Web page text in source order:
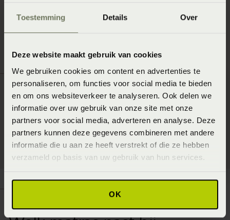
Toestemming Details Over
Deze website maakt gebruik van cookies
We gebruiken cookies om content en advertenties te
personaliseren, om functies voor social media te bieden
en om ons websiteverkeer te analyseren. Ook delen we
informatie over uw gebruik van onze site met onze
partners voor social media, adverteren en analyse. Deze
partners kunnen deze gegevens combineren met andere
informatie die u aan ze heeft verstrekt of die ze hebben
verzameld op basis van uw gebruik van hun services.
OK